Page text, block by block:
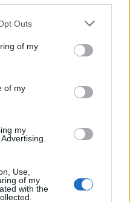
Outs
of my
of my
my
Use,
of my
with the
ξεκινά την
του ο Πάνος
βιντεοκλίπ
απορρήτου